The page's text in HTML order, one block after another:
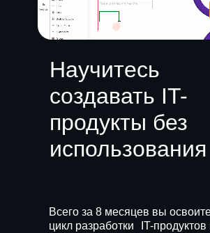
Всего за 8 месяцев вы
цикл разработки IT-продуктов
Научитесь
создавать IT-
продукты без